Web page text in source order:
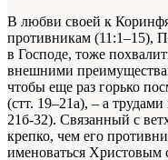
В любви своей к
противникам (11:1–15),
в Господе, тоже
внешними
чтобы еще раз горько
(стт. 19–21а), – а
21б-32). Связанный с
крепко, чем его
именоваться Христовым